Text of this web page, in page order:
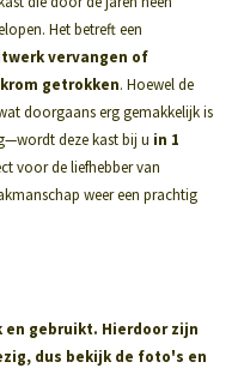
Het betreft een
vervangen of
getrokken. Hoewel de
doorgaans erg gemakkelijk is
deze kast bij u in 1
voor de liefhebber van
weer een prachtig
gebruikt. Hierdoor zijn
dus bekijk de foto's en